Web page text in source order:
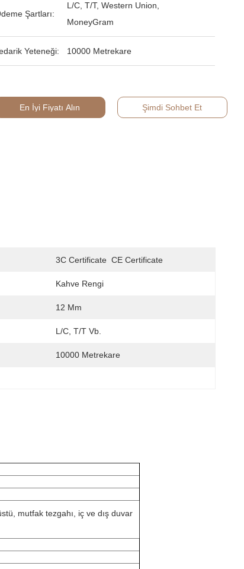
Şartları:
L/C, T/T, Western Union,
MoneyGram
Yeteneği: 10000 Metrekare
En İyi Fiyatı Alın Şimdi Sohbet Et
3C Certificate  CE Certificate
Kahve Rengi
12 Mm
L/C, T/T Vb.
10000 Metrekare
mutfak tezgahı, iç ve dış duvar